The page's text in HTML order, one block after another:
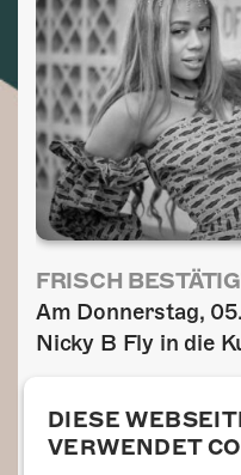
FRISCH
Am Donnerstag,
Nicky B Fly in die
DIESE
VERWENDET